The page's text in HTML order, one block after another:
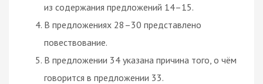
из содержания предложений 14–15.
В предложениях 28–30 представлено
повествование.
В предложении 34 указана причина того, о чём
говорится в предложении 33.